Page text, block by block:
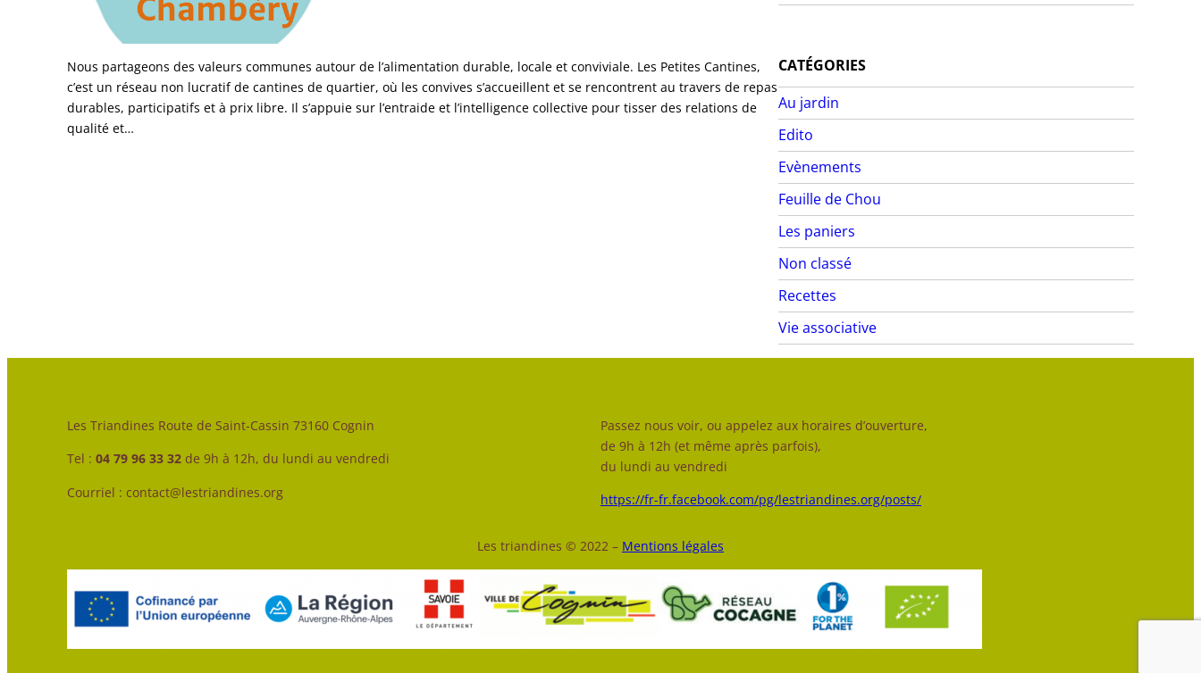
Nous partageons des valeurs communes autour de l’alimentation durable, locale et conviviale. Les Petites Cantines,
c’est un réseau non lucratif de cantines de quartier, où les convives s’accueillent et se rencontrent au travers de repas
durables, participatifs et à prix libre. Il s’appuie sur l’entraide et l’intelligence collective pour tisser des relations de
qualité et…
CATÉGORIES
Au jardin
Edito
Evènements
Feuille de Chou
Les paniers
Non classé
Recettes
Vie associative
Les Triandines Route de Saint-Cassin 73160 Cognin
Tel :04 79 96 33 32 de 9h à 12h, du lundi au vendredi
Courriel : contact@lestriandines.org
Passez nous voir, ou appelez aux horaires d’ouverture,
de 9h à 12h (et même après parfois),
du lundi au vendredi
https://fr-fr.facebook.com/pg/lestriandines.org/posts/
Les triandines © 2022 – Mentions légales